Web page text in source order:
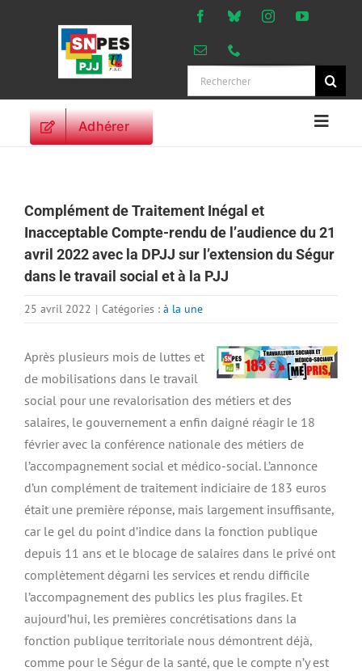
Rechercher:
Adhérer
ORIENTATIONS
PROFESSIONNELLES
DROITS DES
PERSONNELS
Complément de Traitement Inégal et
Inacceptable Compte-rendu de l’audience du 21
avril 2022 avec la DPJJ sur l’extension du Ségur
dans le travail social et à la PJJ
25 avril 2022 | Catégories : à la une
Après plusieurs mois de luttes et
de mobilisations dans le travail
social pour une revalorisation des métiers et des
salaires, le gouvernement a enfin daigné réagir le 18
février avec la conférence nationale des métiers de
l’accompagnement social et médico-social. L’annonce
d’un complément de traitement indiciaire de 183 euros
était une première réponse, mais largement insuffisante,
car le gel du point d’indice dans la fonction publique
depuis 11 ans et le blocage de salaires dans le privé ont
complètement dégarni les services et rendu difficile
l’accompagnement des publics les plus fragiles. Et
aujourd’hui, les premières concrétisations dans la
fonction publique territoriale nous démontrent déjà,
comme pour le Ségur de la santé, que le compte n’y est